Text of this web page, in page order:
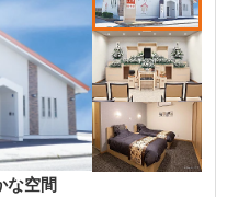
な空間